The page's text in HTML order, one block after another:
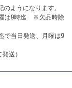
ようになります。
は9時迄 ※欠品時除
当日発送、月曜は9
送）